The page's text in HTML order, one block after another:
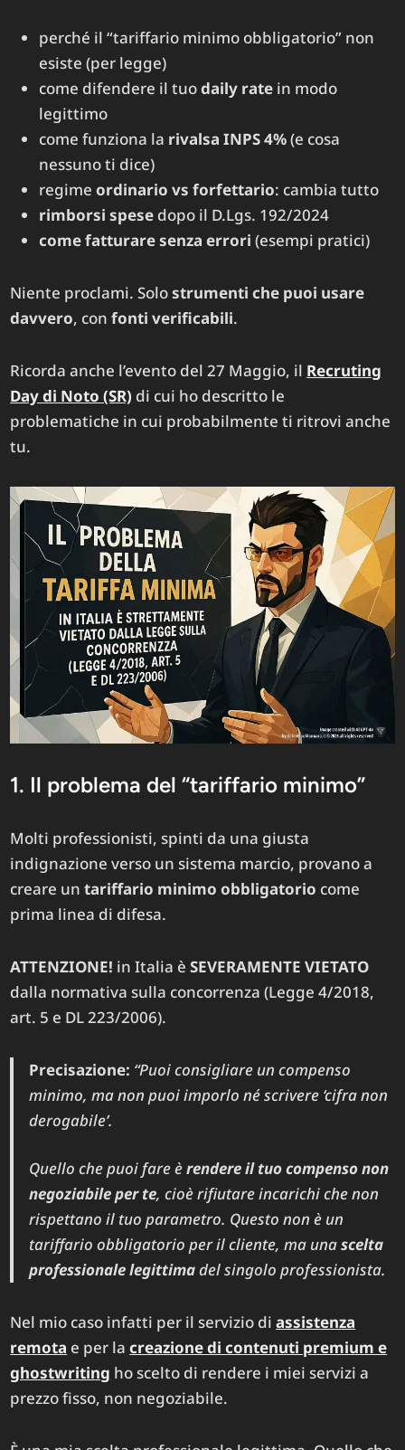
perché il “tariffario minimo obbligatorio” non
esiste (per legge)
come difendere il tuodaily rate in modo
legittimo
come funziona la rivalsa INPS 4%(e cosa
nessuno ti dice)
regimeordinario vs forfettario: cambia tutto
rimborsi spese dopo il D.Lgs. 192/2024
come fatturare senza errori (esempi pratici)
Niente proclami. Solostrumenti che puoi usare
davvero, confonti verificabili.
Ricorda anche l’evento del 27 Maggio, il Recruting
Day di Noto (SR) di cui ho descritto le
problematiche in cui probabilmente ti ritrovi anche
tu.
1. Il problema del “tariffario minimo”
Molti professionisti, spinti da una giusta
indignazione verso un sistema marcio, provano a
creare untariffario minimo obbligatorio come
prima linea di difesa.
ATTENZIONE! in Italia èSEVERAMENTE VIETATO
dalla normativa sulla concorrenza (Legge 4/2018,
art. 5 e DL 223/2006).
Precisazione: “Puoi consigliare un compenso
minimo, ma non puoi imporlo né scrivere ‘cifra non
derogabile’.
Quello che puoi fare èrendere il tuo compenso non
negoziabile per te, cioè rifiutare incarichi che non
rispettano il tuo parametro. Questo non è un
tariffario obbligatorio per il cliente, ma unascelta
professionale legittimadel singolo professionista.
Nel mio caso infatti per il servizio diassistenza
remota e per lacreazione di contenuti premium e
ghostwriting ho scelto di rendere i miei servizi a
prezzo fisso, non negoziabile.